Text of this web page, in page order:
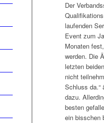
Der
laufenden
Event zum
Monaten
werden. Die
letzten
nicht
Schluss da.“
dazu.
besten
ein bisschen